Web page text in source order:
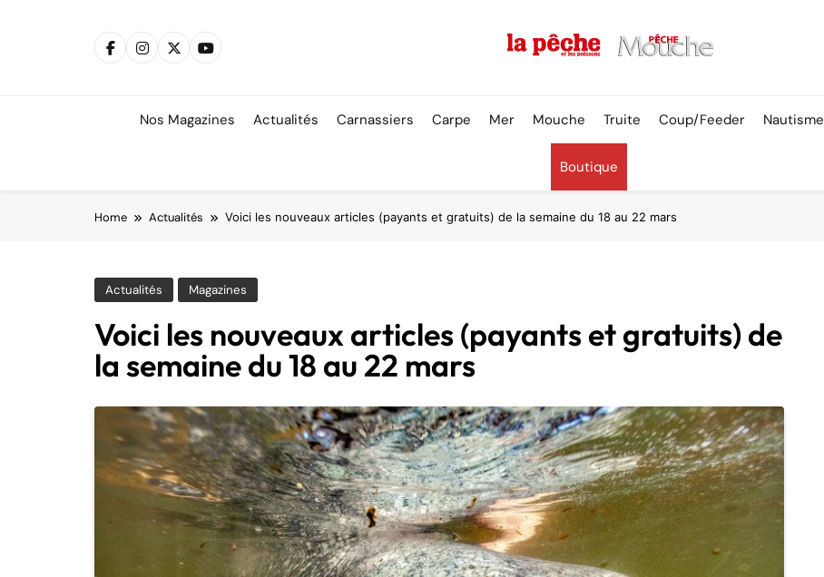
Nos Magazines Actualités Carnassiers Carpe Mer Mouche Truite Coup/Feeder Nautisme
Boutique
Home Actualités Voici les nouveaux articles (payants et gratuits) de la semaine du 18 au 22 mars
Actualités Magazines
Voici les nouveaux articles (payants et gratuits) de
la semaine du 18 au 22 mars